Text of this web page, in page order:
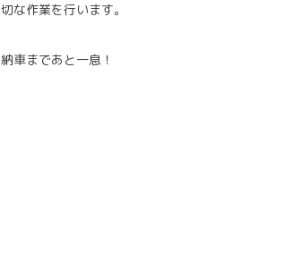
切な作業を行います。
納車まであと一息！